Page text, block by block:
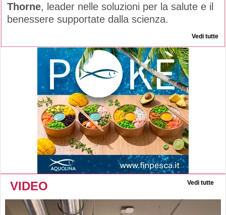
Thorne, leader nelle soluzioni per la salute e il
benessere supportate dalla scienza.
Vedi tutte
VIDEO Vedi tutte